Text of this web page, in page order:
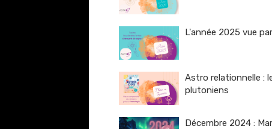
L'année 2025 vue
Astro relationnelle :
plutoniens
Décembre 2024 :